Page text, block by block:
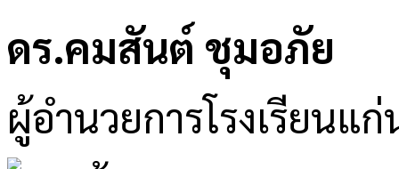
ดร.คมสันต์ ชุมอภัย
ผู้อำนวยการโรงเรียนแ